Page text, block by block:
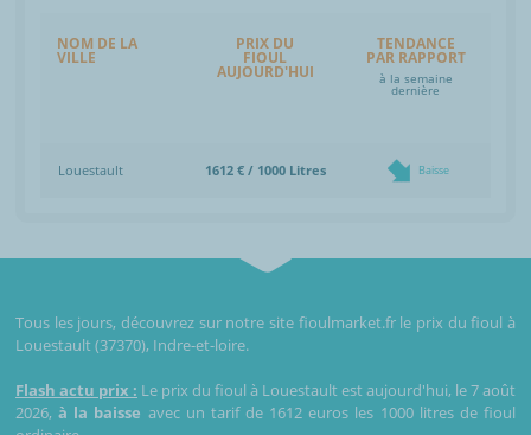
NOM DE LA
VILLE
PRIX DU
FIOUL
AUJOURD'HUI
TENDANCE
PAR RAPPORT
à la semaine
dernière
Louestault 1612 € / 1000 Litres Baisse
Tous les jours, découvrez sur notre site fioulmarket.fr le prix du fioul à
Louestault (37370), Indre-et-loire.
Flash actu prix : Le prix du fioul à Louestault est aujourd'hui, le 7 août
2026,à la baisse avec un tarif de 1612 euros les 1000 litres de fioul